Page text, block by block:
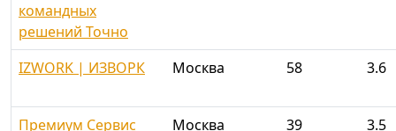
командных
решений Точно
IZWORK | ИЗВОРК Москва 58 3.6
Премиум Сервис Москва 39 3.5